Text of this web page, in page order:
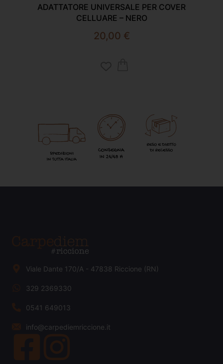
ADATTATORE UNIVERSALE PER COVER
CELLUARE – NERO
20,00 €
Viale Dante 170/A - 47838 Riccione (RN)
329 2369330
0541 649013
info@carpediemriccione.it